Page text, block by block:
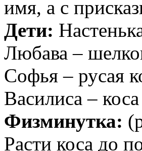
имя, а с
Дети:
Любава –
Софья – русая
Василиса –
Физминутка:
Расти коса до